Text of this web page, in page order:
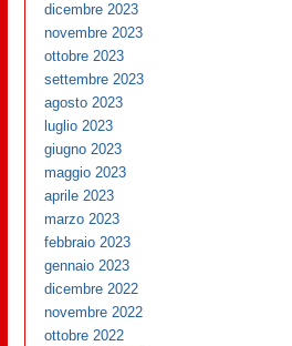
dicembre 2023
novembre 2023
ottobre 2023
settembre 2023
agosto 2023
luglio 2023
giugno 2023
maggio 2023
aprile 2023
marzo 2023
febbraio 2023
gennaio 2023
dicembre 2022
novembre 2022
ottobre 2022